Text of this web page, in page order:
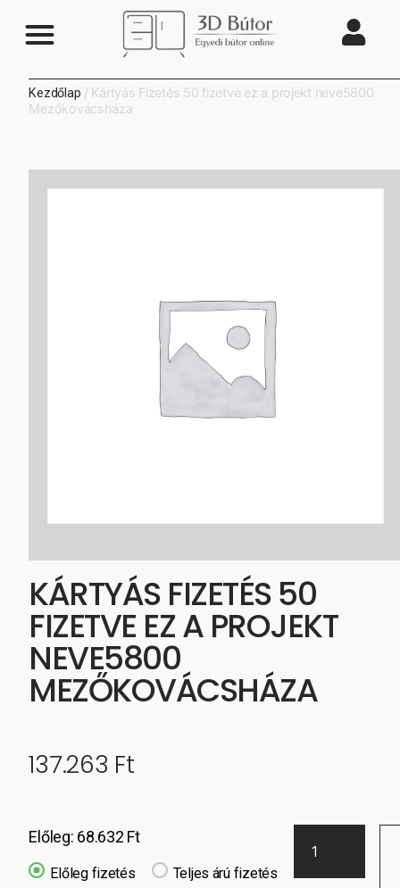
Kezdőlap / Kártyás Fizetés 50 fizetve ez a projekt neve5800
Mezőkovácsháza
KÁRTYÁS FIZETÉS 50
FIZETVE EZ A PROJEKT
NEVE5800
MEZŐKOVÁCSHÁZA
137.263 Ft
Előleg: 68.632 Ft
Teljes árú fizetés
Előleg fizetés